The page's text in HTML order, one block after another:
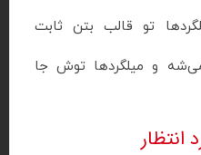
تو قالب بتن ثابت
و میلگردها توش جا
انتظار